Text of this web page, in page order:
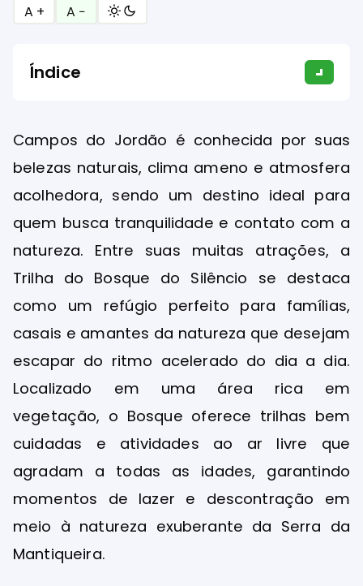
A + A −
Índice
Campos do Jordão é conhecida por suas
belezas naturais, clima ameno e atmosfera
acolhedora, sendo um destino ideal para
quem busca tranquilidade e contato com a
natureza. Entre suas muitas atrações, a
Trilha do Bosque do Silêncio se destaca
como um refúgio perfeito para famílias,
casais e amantes da natureza que desejam
escapar do ritmo acelerado do dia a dia.
Localizado em uma área rica em
vegetação, o Bosque oferece trilhas bem
cuidadas e atividades ao ar livre que
agradam a todas as idades, garantindo
momentos de lazer e descontração em
meio à natureza exuberante da Serra da
Mantiqueira.